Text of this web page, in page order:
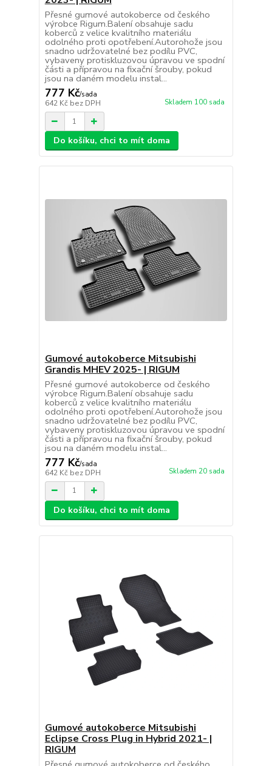
Přesné gumové autokoberce od českého
výrobce Rigum.Balení obsahuje sadu
koberců z velice kvalitního materiálu
odolného proti opotřebení.Autorohože jsou
snadno udržovatelné bez podílu PVC,
vybaveny protiskluzovou úpravou ve spodní
části a přípravou na fixační šrouby, pokud
jsou na daném modelu instal...
777 Kč/sada
642 Kč bez DPH Skladem 100 sada
Do košíku, chci to mít doma
Gumové autokoberce Mitsubishi
Grandis MHEV 2025- | RIGUM
Přesné gumové autokoberce od českého
výrobce Rigum.Balení obsahuje sadu
koberců z velice kvalitního materiálu
odolného proti opotřebení.Autorohože jsou
snadno udržovatelné bez podílu PVC,
vybaveny protiskluzovou úpravou ve spodní
části a přípravou na fixační šrouby, pokud
jsou na daném modelu instal...
777 Kč/sada
642 Kč bez DPH Skladem 20 sada
Do košíku, chci to mít doma
Gumové autokoberce Mitsubishi
Eclipse Cross Plug in Hybrid 2021- |
RIGUM